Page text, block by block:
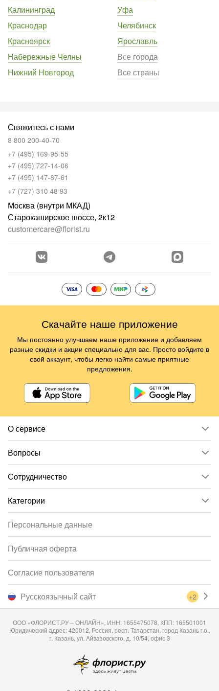
Калининград
Краснодар
Красноярск
Набережные Челны
Нижний Новгород
Уфа
Челябинск
Ярославль
Все города
Все страны
О сервисе
Вопросы
Сотрудничество
Категории
Свяжитесь с нами
8 800 200-40-70
+7 (495) 169-95-55
+7 (495) 727-14-06
+7 (495) 147-87-61
+7 (727) 310 48 93
Москва (внутри МКАД)
Старокаширское шоссе, 2к12
customercare@florist.ru
Русскоязычный сайт +2
Персональные данные
Публичная оферта
Согласие пользователя
ООО «ФЛОРИСТ.РУ – ОНЛАЙН», ИНН: 1655475078, КПП: 165501001
Юридический адрес: 420012, Россия, респ. Татарстан, город Казань г.о.,
г. Казань, ул. Айвазовского, д. 10/54, офис 3
Скачайте наше приложение
Мы постоянно улучшаем наше приложение и добавляем
разные скидки и акции специально для вас. Просто войдите в
свой аккаунт, чтобы легко найти самые приятные
предложения.